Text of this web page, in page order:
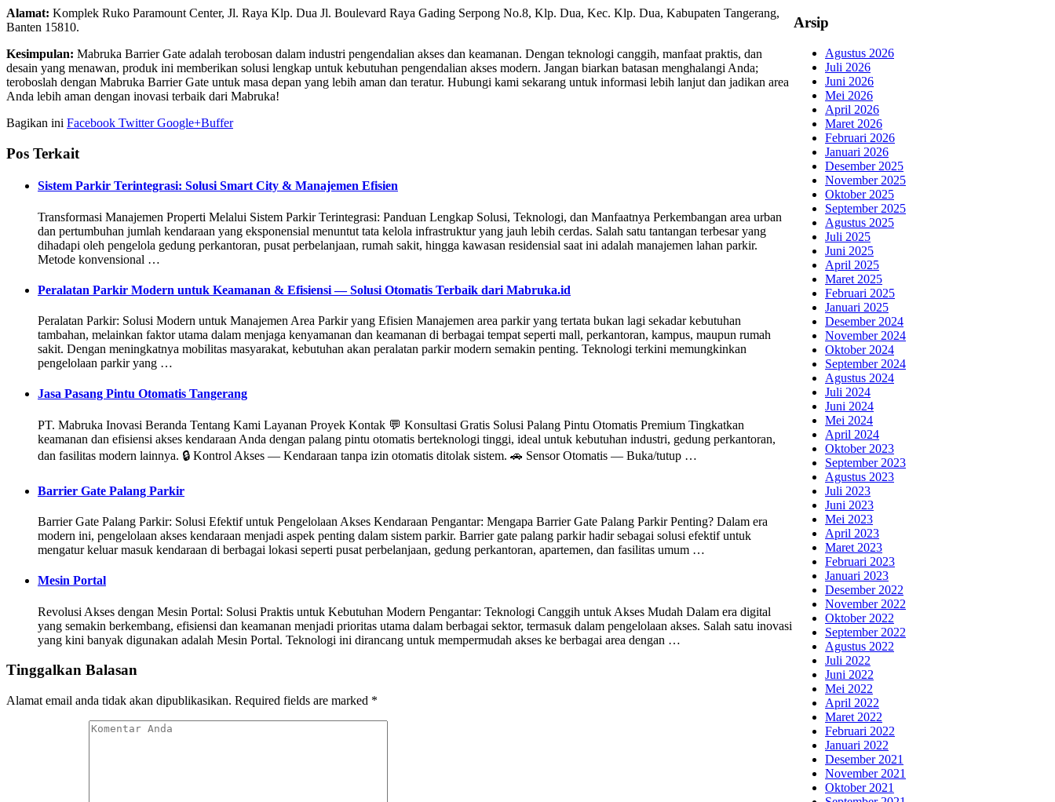
Alamat: Komplek Ruko Paramount Center, Jl. Raya Klp. Dua Jl. Boulevard Raya Gading Serpong No.8, Klp. Dua, Kec. Klp. Dua, Kabupaten Tangerang,
Banten 15810.
Kesimpulan: Mabruka Barrier Gate adalah terobosan dalam industri pengendalian akses dan keamanan. Dengan teknologi canggih, manfaat praktis, dan
desain yang menawan, produk ini memberikan solusi lengkap untuk kebutuhan pengendalian akses modern. Jangan biarkan batasan menghalangi Anda;
teroboslah dengan Mabruka Barrier Gate untuk masa depan yang lebih aman dan teratur. Hubungi kami sekarang untuk informasi lebih lanjut dan jadikan area
Anda lebih aman dengan inovasi terbaik dari Mabruka!
Bagikan ini Facebook TwitterGoogle+Buffer
Pos Terkait
Sistem Parkir Terintegrasi: Solusi Smart City & Manajemen Efisien
Transformasi Manajemen Properti Melalui Sistem Parkir Terintegrasi: Panduan Lengkap Solusi, Teknologi, dan Manfaatnya Perkembangan area urban
dan pertumbuhan jumlah kendaraan yang eksponensial menuntut tata kelola infrastruktur yang jauh lebih cerdas. Salah satu tantangan terbesar yang
dihadapi oleh pengelola gedung perkantoran, pusat perbelanjaan, rumah sakit, hingga kawasan residensial saat ini adalah manajemen lahan parkir.
Metode konvensional …
Peralatan Parkir Modern untuk Keamanan & Efisiensi — Solusi Otomatis Terbaik dari Mabruka.id
Peralatan Parkir: Solusi Modern untuk Manajemen Area Parkir yang Efisien Manajemen area parkir yang tertata bukan lagi sekadar kebutuhan
tambahan, melainkan faktor utama dalam menjaga kenyamanan dan keamanan di berbagai tempat seperti mall, perkantoran, kampus, maupun rumah
sakit. Dengan meningkatnya mobilitas masyarakat, kebutuhan akan peralatan parkir modern semakin penting. Teknologi terkini memungkinkan
pengelolaan parkir yang …
Jasa Pasang Pintu Otomatis Tangerang
PT. Mabruka Inovasi Beranda Tentang Kami Layanan Proyek Kontak 💬 Konsultasi Gratis Solusi Palang Pintu Otomatis Premium Tingkatkan
keamanan dan efisiensi akses kendaraan Anda dengan palang pintu otomatis berteknologi tinggi, ideal untuk kebutuhan industri, gedung perkantoran,
dan fasilitas modern lainnya. 🔒 Kontrol Akses — Kendaraan tanpa izin otomatis ditolak sistem. 🚗 Sensor Otomatis — Buka/tutup …
Barrier Gate Palang Parkir
Barrier Gate Palang Parkir: Solusi Efektif untuk Pengelolaan Akses Kendaraan Pengantar: Mengapa Barrier Gate Palang Parkir Penting? Dalam era
modern ini, pengelolaan akses kendaraan menjadi aspek penting dalam sistem parkir. Barrier gate palang parkir hadir sebagai solusi efektif untuk
mengatur keluar masuk kendaraan di berbagai lokasi seperti pusat perbelanjaan, gedung perkantoran, apartemen, dan fasilitas umum …
Mesin Portal
Revolusi Akses dengan Mesin Portal: Solusi Praktis untuk Kebutuhan Modern Pengantar: Teknologi Canggih untuk Akses Mudah Dalam era digital
yang semakin berkembang, efisiensi dan keamanan menjadi prioritas utama dalam berbagai sektor, termasuk dalam pengelolaan akses. Salah satu inovasi
yang kini banyak digunakan adalah Mesin Portal. Teknologi ini dirancang untuk mempermudah akses ke berbagai area dengan …
Tinggalkan Balasan
Alamat email anda tidak akan dipublikasikan. Required fields are marked *
Arsip
Agustus 2026
Juli 2026
Juni 2026
Mei 2026
April 2026
Maret 2026
Februari 2026
Januari 2026
Desember 2025
November 2025
Oktober 2025
September 2025
Agustus 2025
Juli 2025
Juni 2025
April 2025
Maret 2025
Februari 2025
Januari 2025
Desember 2024
November 2024
Oktober 2024
September 2024
Agustus 2024
Juli 2024
Juni 2024
Mei 2024
April 2024
Oktober 2023
September 2023
Agustus 2023
Juli 2023
Juni 2023
Mei 2023
April 2023
Maret 2023
Februari 2023
Januari 2023
Desember 2022
November 2022
Oktober 2022
September 2022
Agustus 2022
Juli 2022
Juni 2022
Mei 2022
April 2022
Maret 2022
Februari 2022
Januari 2022
Desember 2021
November 2021
Oktober 2021